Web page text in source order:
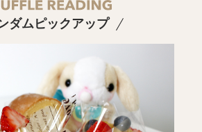
ダムピックアップ